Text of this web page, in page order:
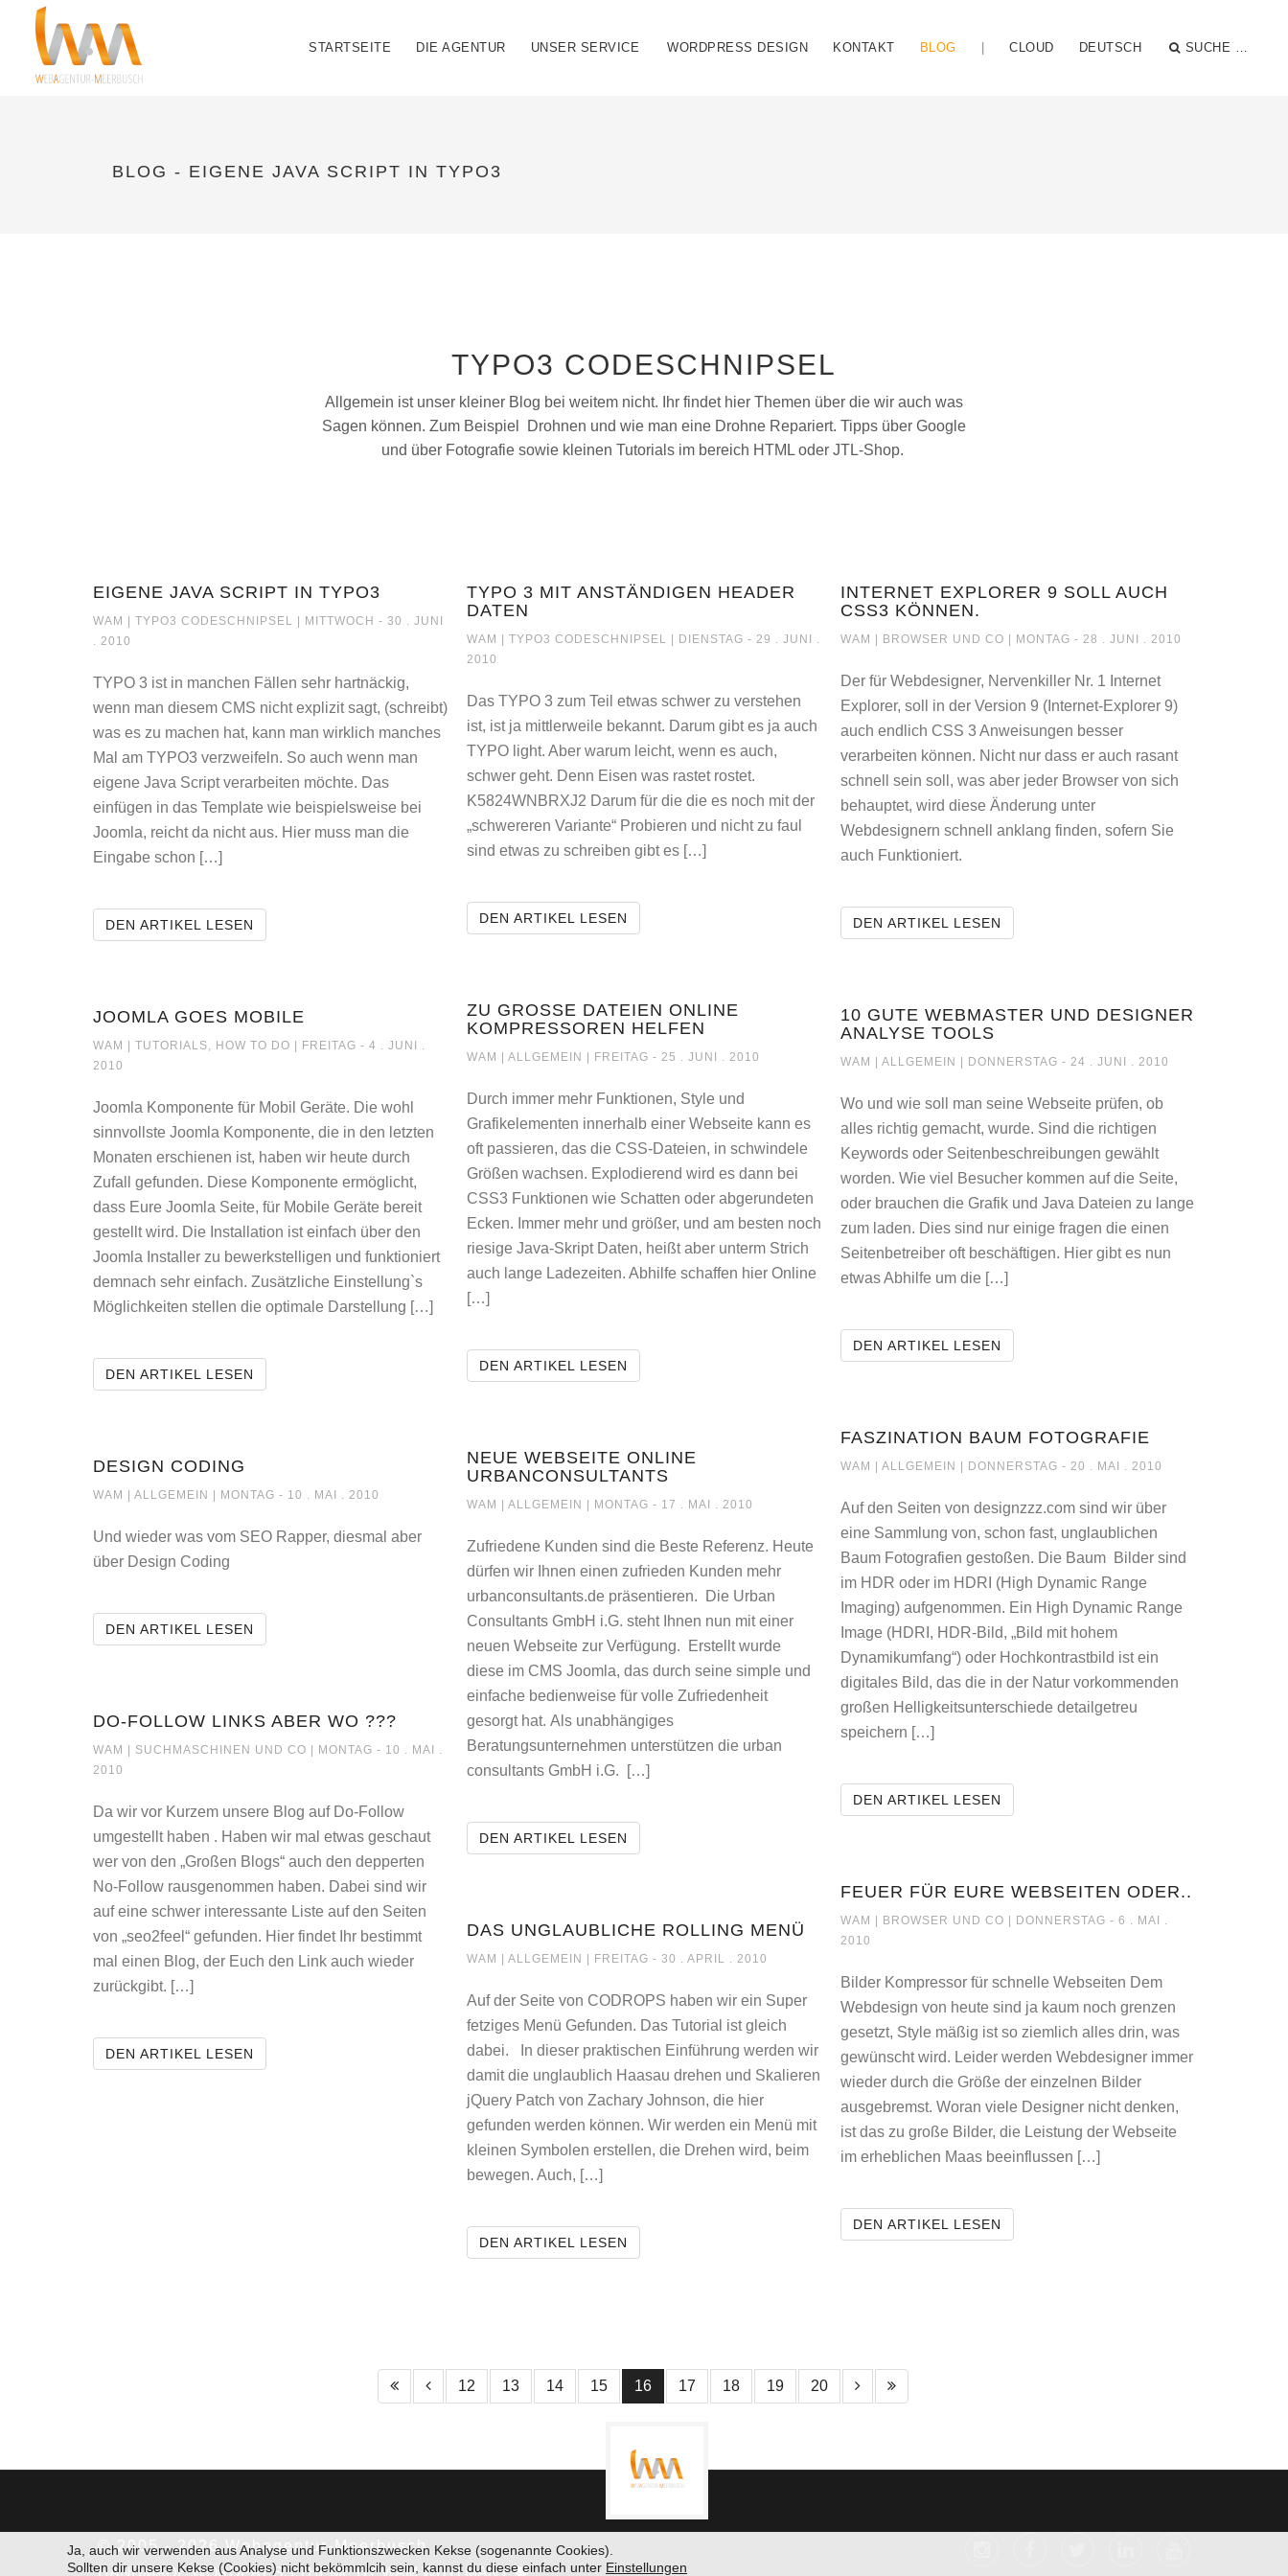
STARTSEITE DIE AGENTUR UNSER SERVICE WORDPRESS DESIGN KONTAKT BLOG CLOUD DEUTSCH SUCHE …
BLOG - EIGENE JAVA SCRIPT IN TYPO3
TYPO3 CODESCHNIPSEL
Allgemein ist unser kleiner Blog bei weitem nicht. Ihr findet hier Themen über die wir auch was
Sagen können. Zum Beispiel Drohnen und wie man eine Drohne Repariert. Tipps über Google
und über Fotografie sowie kleinen Tutorials im bereich HTML oder JTL-Shop.
EIGENE JAVA SCRIPT IN TYPO3
WAM | TYPO3 CODESCHNIPSEL EIGENE JAVA SCRIPT IN TYPO3
| MITTWOCH - 30 . JUNI
. 2010
TYPO 3 ist in manchen Fällen sehr hartnäckig,
wenn man diesem CMS nicht explizit sagt, (schreibt)
was es zu machen hat, kann man wirklich manches
Mal am TYPO3 verzweifeln. So auch wenn man
eigene Java Script verarbeiten möchte. Das
einfügen in das Template wie beispielsweise bei
Joomla, reicht da nicht aus. Hier muss man die
Eingabe schon […]
DEN ARTIKEL LESEN
TYPO 3 MIT ANSTÄNDIGEN HEADER
DATEN
WAM | TYPO3 CODESCHNIPSEL TYPO 3 MIT ANSTÄNDIGEN HEADER DATEN
| DIENSTAG - 29 . JUNI .
2010
Das TYPO 3 zum Teil etwas schwer zu verstehen
ist, ist ja mittlerweile bekannt. Darum gibt es ja auch
TYPO light. Aber warum leicht, wenn es auch,
schwer geht. Denn Eisen was rastet rostet.
K5824WNBRXJ2 Darum für die die es noch mit der
„schwereren Variante“ Probieren und nicht zu faul
sind etwas zu schreiben gibt es […]
DEN ARTIKEL LESEN TYPO 3 MIT ANSTÄNDIGEN HEADER DATEN
INTERNET EXPLORER 9 SOLL AUCH
CSS3 KÖNNEN.
WAM | BROWSER UND CO INTERNET EXPLORER 9 SOLL AUCH CSS3
| MONTAG - 28 . JUNI . 2010
Der für Webdesigner, Nervenkiller Nr. 1 Internet
Explorer, soll in der Version 9 (Internet-Explorer 9)
auch endlich CSS 3 Anweisungen besser
verarbeiten können. Nicht nur dass er auch rasant
schnell sein soll, was aber jeder Browser von sich
behauptet, wird diese Änderung unter
Webdesignern schnell anklang finden, sofern Sie
auch Funktioniert.
DEN ARTIKEL LESEN
ZU GROSSE DATEIEN ONLINE K
OMPRESSOREN HELFEN
WAM | ALLGEMEIN ZU GROSSE DATEIEN ONLINE KOMPRESSOREN HELFEN
| FREITAG - 25 . JUNI . 2010
Durch immer mehr Funktionen, Style und
Grafikelementen innerhalb einer Webseite kann es
oft passieren, das die CSS-Dateien, in schwindele
Größen wachsen. Explodierend wird es dann bei
CSS3 Funktionen wie Schatten oder abgerundeten
Ecken. Immer mehr und größer, und am besten noch
riesige Java-Skript Daten, heißt aber unterm Strich
auch lange Ladezeiten. Abhilfe schaffen hier Online
[…]
DEN ARTIKEL LESEN ZU GROSSE DATEIEN ONLINE KOMPRESSOREN HELFEN
10 GUTE WEBMASTER UND DESIGNER
ANALYSE TOOLS
WAM | ALLGEMEIN 10 GUTE WEBMASTER UND DESIGNER ANALYSE
| DONNERSTAG - 24 . JUNI . 2010
Wo und wie soll man seine Webseite prüfen, ob
alles richtig gemacht, wurde. Sind die richtigen
Keywords oder Seitenbeschreibungen gewählt
worden. Wie viel Besucher kommen auf die Seite,
oder brauchen die Grafik und Java Dateien zu lange
zum laden. Dies sind nur einige fragen die einen
Seitenbetreiber oft beschäftigen. Hier gibt es nun
etwas Abhilfe um die […]
DEN ARTIKEL LESEN
JOOMLA GOES MOBILE
WAM | TUTORIALS, HOW TO DO JOOMLA GOES MOBILE
| FREITAG - 4 . JUNI .
2010
Joomla Komponente für Mobil Geräte. Die wohl
sinnvollste Joomla Komponente, die in den letzten
Monaten erschienen ist, haben wir heute durch
Zufall gefunden. Diese Komponente ermöglicht,
dass Eure Joomla Seite, für Mobile Geräte bereit
gestellt wird. Die Installation ist einfach über den
Joomla Installer zu bewerkstelligen und funktioniert
demnach sehr einfach. Zusätzliche Einstellung`s
Möglichkeiten stellen die optimale Darstellung […]
DEN ARTIKEL LESEN
FASZINATION BAUM FOTOGRAFIE
WAM | ALLGEMEIN FASZINATION BAUM FOTOGRAFIE
| DONNERSTAG - 20 . MAI . 2010
Auf den Seiten von designzzz.com sind wir über
eine Sammlung von, schon fast, unglaublichen
Baum Fotografien gestoßen. Die Baum Bilder sind
im HDR oder im HDRI (High Dynamic Range
Imaging) aufgenommen. Ein High Dynamic Range
Image (HDRI, HDR-Bild, „Bild mit hohem
Dynamikumfang“) oder Hochkontrastbild ist ein
digitales Bild, das die in der Natur vorkommenden
großen Helligkeitsunterschiede detailgetreu
speichern […]
DEN ARTIKEL LESEN
NEUE WEBSEITE ONLINE
URBANCONSULTANTS
WAM | ALLGEMEIN NEUE WEBSEITE ONLINE URBANCONSULTANTS
| MONTAG - 17 . MAI . 2010
Zufriedene Kunden sind die Beste Referenz. Heute
dürfen wir Ihnen einen zufrieden Kunden mehr
urbanconsultants.de präsentieren. Die Urban
Consultants GmbH i.G. steht Ihnen nun mit einer
neuen Webseite zur Verfügung. Erstellt wurde
diese im CMS Joomla, das durch seine simple und
einfache bedienweise für volle Zufriedenheit
gesorgt hat. Als unabhängiges
Beratungsunternehmen unterstützen die urban
consultants GmbH i.G. […]
DEN ARTIKEL LESEN
DESIGN CODING
WAM | ALLGEMEIN DESIGN CODING
| MONTAG - 10 . MAI . 2010
Und wieder was vom SEO Rapper, diesmal aber
über Design Coding
DEN ARTIKEL LESEN
DO-FOLLOW LINKS ABER WO ???
WAM | SUCHMASCHINEN UND CO DO-FOLLOW LINKS ABER WO ???
| MONTAG - 10 . MAI .
2010
Da wir vor Kurzem unsere Blog auf Do-Follow
umgestellt haben . Haben wir mal etwas geschaut
wer von den „Großen Blogs“ auch den depperten
No-Follow rausgenommen haben. Dabei sind wir
auf eine schwer interessante Liste auf den Seiten
von „seo2feel“ gefunden. Hier findet Ihr bestimmt
mal einen Blog, der Euch den Link auch wieder
zurückgibt. […]
DEN ARTIKEL LESEN DO-FOLLOW LINKS ABER WO ???
FEUER FÜR EURE WEBSEITEN ODER..
WAM | BROWSER UND CO FEUER FÜR EURE WEBSEITEN ODER..
| DONNERSTAG - 6 . MAI .
2010
Bilder Kompressor für schnelle Webseiten Dem
Webdesign von heute sind ja kaum noch grenzen
gesetzt, Style mäßig ist so ziemlich alles drin, was
gewünscht wird. Leider werden Webdesigner immer
wieder durch die Größe der einzelnen Bilder
ausgebremst. Woran viele Designer nicht denken,
ist das zu große Bilder, die Leistung der Webseite
im erheblichen Maas beeinflussen […]
DEN ARTIKEL LESEN
DAS UNGLAUBLICHE ROLLING MENÜ
WAM | ALLGEMEIN DAS UNGLAUBLICHE ROLLING MENÜ
| FREITAG - 30 . APRIL . 2010
Auf der Seite von CODROPS haben wir ein Super
fetziges Menü Gefunden. Das Tutorial ist gleich
dabei. In dieser praktischen Einführung werden wir
damit die unglaublich Haasau drehen und Skalieren
jQuery Patch von Zachary Johnson, die hier
gefunden werden können. Wir werden ein Menü mit
kleinen Symbolen erstellen, die Drehen wird, beim
bewegen. Auch, […]
DEN ARTIKEL LESEN DAS UNGLAUBLICHE ROLLING MENÜ
Erste Seite
1 Seite Zurück
12 13 14 15 16 17 18 19 20 1 Seite vorLetzte Seite
© 2005 - 2026 Webagentur-Meerbusch
HANDMADE WORDPRESS THEME BY WAM WITH MANY
Ja, auch wir verwenden aus Analyse und Funktionszwecken Kekse (sogenannte Cookies).
Sollten dir unsere Kekse (Cookies) nicht bekömmlcih sein, kannst du diese einfach unter Einstellungen